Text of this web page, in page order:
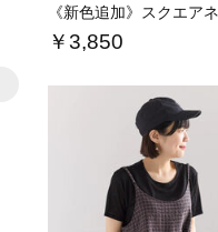
￥3,850
4.6（31）